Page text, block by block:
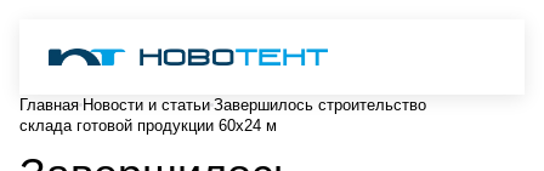
Главная Новости и статьи Завершилось строительство
cклада готовой продукции 60х24 м